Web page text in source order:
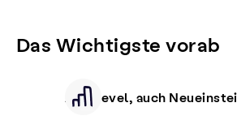
Das Wichtigste vorab
Alle Level, auch